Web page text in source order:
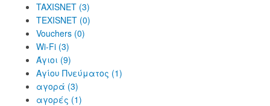
TAXISNET (3)
TEXISNET (0)
Vouchers (0)
Wi-Fi (3)
Άγιοι (9)
Αγίου Πνεύματος (1)
αγορά (3)
αγορές (1)